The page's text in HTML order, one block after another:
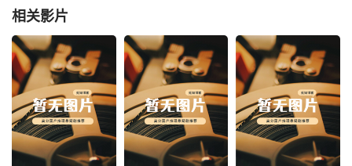
相关影片